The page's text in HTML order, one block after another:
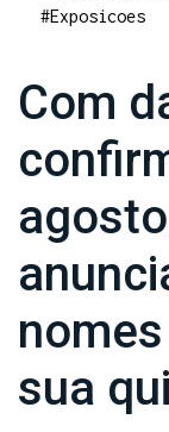
#Exposicoes
Com
sua